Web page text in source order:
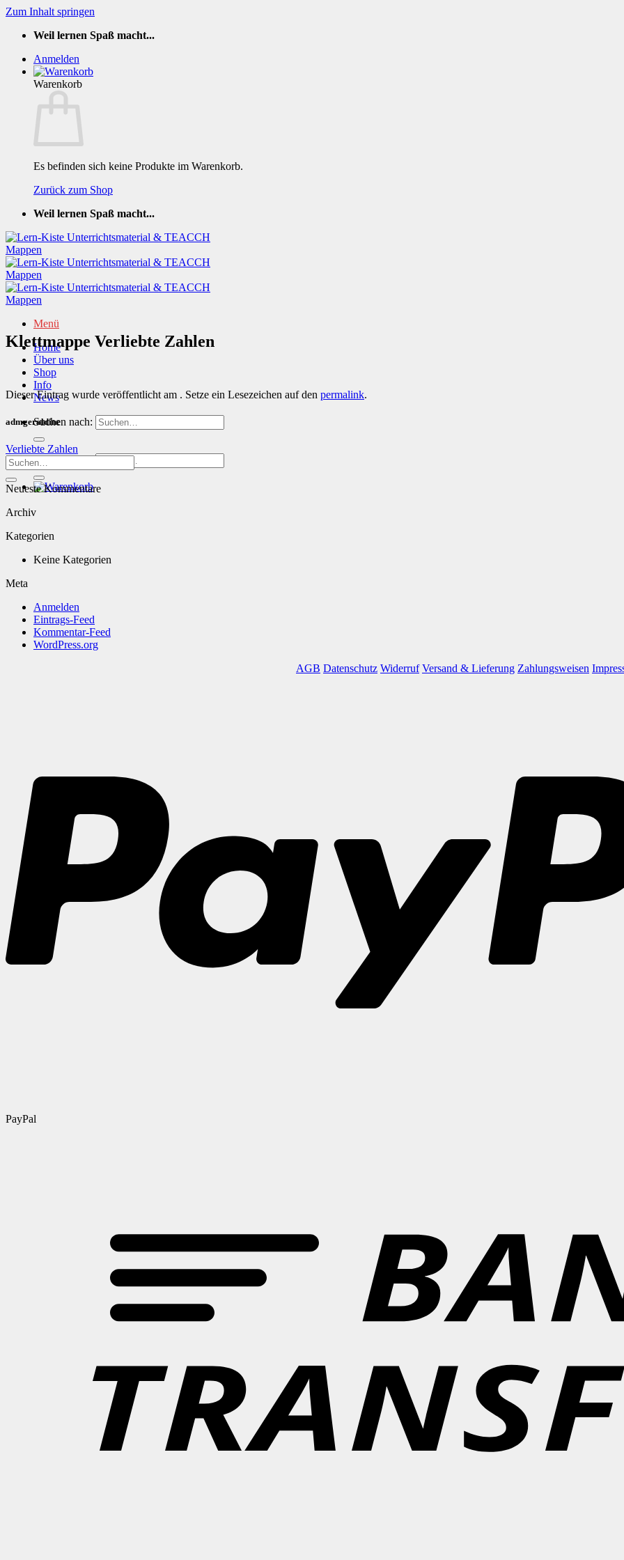
Zum Inhalt springen
Weil lernen Spaß macht...
Anmelden
Warenkorb
Es befinden sich keine Produkte im Warenkorb.
Zurück zum Shop
Weil lernen Spaß macht...
Menü
Home
Über uns
Shop
Info
News
Suchen nach:
Suchen nach:
Klettmappe Verliebte Zahlen
Dieser Eintrag wurde veröffentlicht am . Setze ein Lesezeichen auf den permalink.
admgeraldine
Verliebte Zahlen
Neueste Kommentare
Archiv
Kategorien
Keine Kategorien
Meta
Anmelden
Eintrags-Feed
Kommentar-Feed
WordPress.org
AGB Datenschutz Widerruf Versand & Lieferung Zahlungsweisen
PayPal